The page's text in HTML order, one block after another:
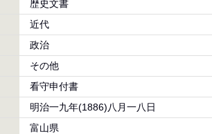
歴史文書
近代
政治
その他
看守申付書
明治一九年(1886)八月一八日
富山県